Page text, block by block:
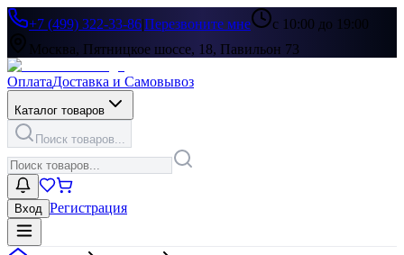
+7 (499) 322-33-86|Перезвоните мне
с 10:00 до 19:00
Москва, Пятницкое шоссе, 18, Павильон 73
ОплатаДоставка и Самовывоз
Каталог товаров
Поиск товаров...
Вход Регистрация